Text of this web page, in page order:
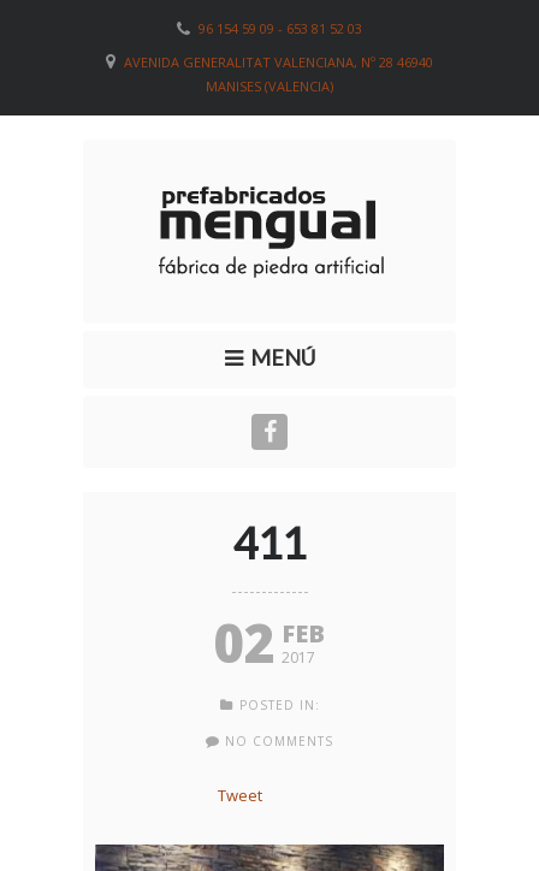
96 154 59 09 - 653 81 52 03
AVENIDA GENERALITAT VALENCIANA, Nº 28 46940
MANISES (VALENCIA)
MENÚ
411
02 FEB
2017
POSTED IN:
NO COMMENTS
Tweet